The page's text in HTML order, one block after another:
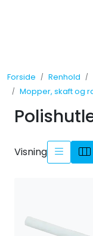
Forside Renhold
Mopper, skaft og
Visning
Maskiner
Kjemi